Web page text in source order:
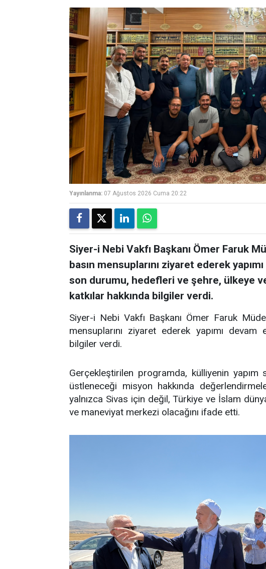
Yayınlanma: 07 Ağustos 2026 Cuma 20:22
Siyer-i Nebi Vakfı Başkanı Ömer Faruk
basın mensuplarını ziyaret ederek
son durumu, hedefleri ve şehre, ülkeye
katkılar hakkında bilgiler verdi.
Siyer-i Nebi Vakfı Başkanı Ömer Faruk
mensuplarını ziyaret ederek yapımı
bilgiler verdi.
Gerçekleştirilen programda, külliyenin yapım
üstleneceği misyon hakkında
yalnızca Sivas için değil, Türkiye ve İslam
ve maneviyat merkezi olacağını ifade etti.